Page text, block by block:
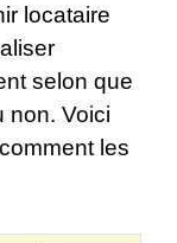
locataire
selon que
non. Voici
les